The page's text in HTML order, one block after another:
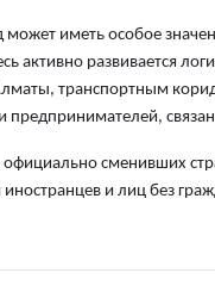
иметь особое
активно развивается
транспортным
предпринимателей,
сменивших
и лиц без